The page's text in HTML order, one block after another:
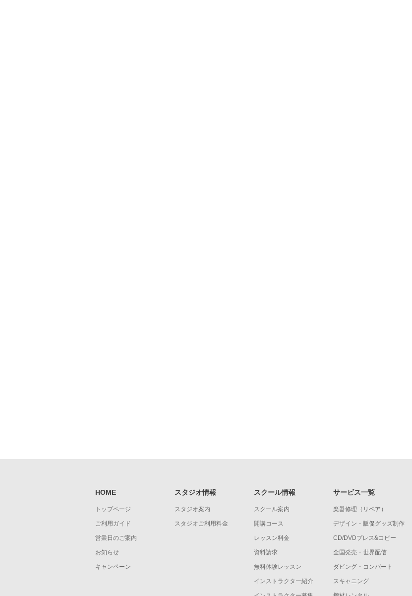
HOME
トップページ
ご利用ガイド
営業日のご案内
お知らせ
キャンペーン
スタジオ情報
スタジオ案内
スタジオご利用料金
スクール情報
スクール案内
開講コース
レッスン料金
資料請求
無料体験レッスン
インストラクター紹介
サービス一覧
楽器修理（リペア）
デザイン・販促グッズ制作
CD/DVDプレス&コピー
全国発売・世界配信
ダビング・コンバート
スキャニング